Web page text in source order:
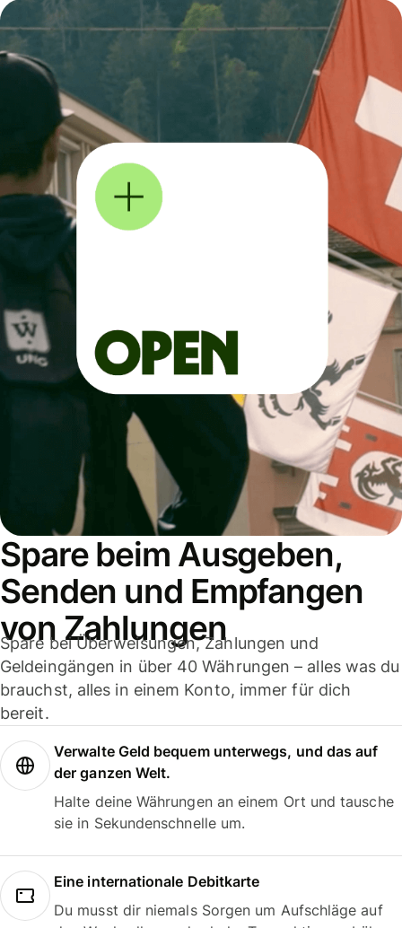
Spare beim Ausgeben,
Senden und Empfangen
von Zahlungen
Spare bei Überweisungen, Zahlungen und
Geldeingängen in über 40 Währungen – alles was du
brauchst, alles in einem Konto, immer für dich
bereit.
Verwalte Geld bequem unterwegs, und das auf
der ganzen Welt.
Halte deine Währungen an einem Ort und tausche
sie in Sekundenschnelle um.
Eine internationale Debitkarte
Du musst dir niemals Sorgen um Aufschläge auf